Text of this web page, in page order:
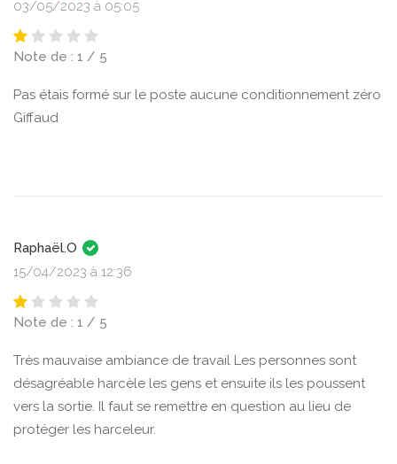
03/05/2023 à 05:05
Note de : 1 / 5
Pas étais formé sur le poste aucune conditionnement zéro
Giffaud
Raphaël.O
15/04/2023 à 12:36
Note de : 1 / 5
Très mauvaise ambiance de travail Les personnes sont
désagréable harcèle les gens et ensuite ils les poussent
vers la sortie. Il faut se remettre en question au lieu de
protéger les harceleur.